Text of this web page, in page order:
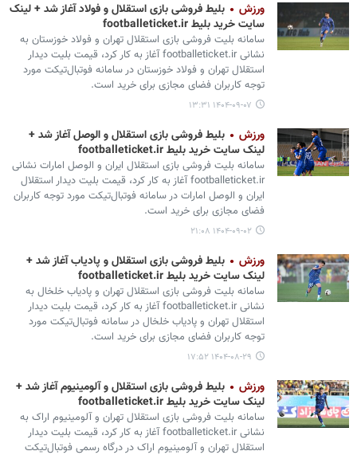
ورزش
بلیط فروشی بازی استقلال و فولاد آغاز شد + لینک
سایت خرید بلیط footballeticket.ir
سامانه بلیت فروشی بازی استقلال تهران و فولاد خوزستان به
نشانی footballeticket.ir آغاز به کار کرد، قیمت بلیت دیدار
استقلال تهران و فولاد خوزستان در سامانه فوتبال‌تیکت مورد
توجه کاربران فضای مجازی برای خرید است.
۱۴۰۴-۰۹-۰۷ ۱۳:۳۱
ورزش
بلیط فروشی بازی استقلال و الوصل آغاز شد +
لینک سایت خرید بلیط footballeticket.ir
سامانه بلیت فروشی بازی استقلال ایران و الوصل امارات نشانی
footballeticket.ir آغاز به کار کرد، قیمت بلیت دیدار استقلال
ایران و الوصل امارات در سامانه فوتبال‌تیکت مورد توجه کاربران
فضای مجازی برای خرید است.
۱۴۰۴-۰۹-۰۲ ۲۱:۰۸
ورزش
بلیط فروشی بازی استقلال و پادیاب آغاز شد +
لینک سایت خرید بلیط footballeticket.ir
سامانه بلیت فروشی بازی استقلال تهران و پادیاب خلخال به
نشانی footballeticket.ir آغاز به کار کرد، قیمت بلیت دیدار
استقلال تهران و پادیاب خلخال در سامانه فوتبال‌تیکت مورد
توجه کاربران فضای مجازی برای خرید است.
۱۴۰۴-۰۸-۲۹ ۱۷:۵۲
ورزش
بلیط فروشی بازی استقلال و آلومینیوم آغاز شد +
لینک سایت خرید بلیط footballeticket.ir
سامانه بلیت فروشی بازی استقلال تهران و آلومینیوم اراک به
نشانی footballeticket.ir آغاز به کار کرد، قیمت بلیت دیدار
استقلال تهران و آلومینیوم اراک در درگاه رسمی فوتبال‌تیکت